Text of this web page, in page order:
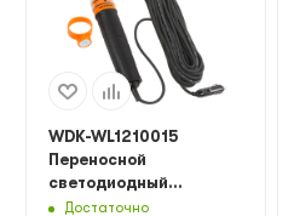
WDK-WL1210015
Переносной
светодиодный
светильник XL, 12/24
Достаточно